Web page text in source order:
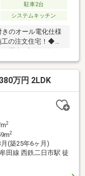
駐車2台
システムキッチン
のオール電化仕様
の注文住宅！◆ド
ちいい立地です◆食
便利に快適にして
機付き◆太陽光蓄
市東小学校・・徒
(863m)・セブンイ
・ディスカウント
万円 2LDK
2
2
(築25年6ヶ月)
田線 西鉄二日市駅 徒